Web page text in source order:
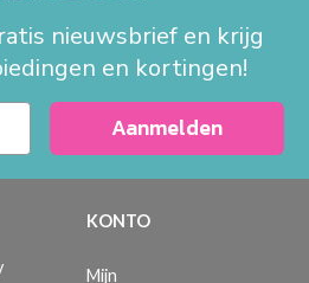
nieuwsbrief en krijg
en kortingen!
Aanmelden
KONTO
Mijn